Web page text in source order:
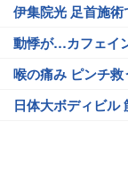
伊集院光 足首施
動悸が…カフェイ
喉の痛み ピンチ
日体大ボディビル